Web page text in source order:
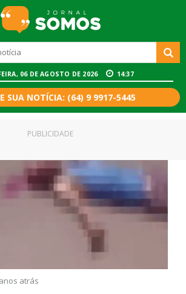
06 DE AGOSTO DE 2026 14:37
SUA NOTÍCIA: (64) 9 9917-5445
atrás
PUBLICIDADE